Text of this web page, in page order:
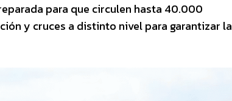
para que circulen hasta 40.000
y cruces a distinto nivel para garantizar la